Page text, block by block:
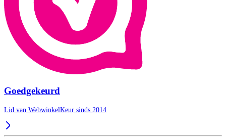
Goedgekeurd
Lid van WebwinkelKeur sinds 2014